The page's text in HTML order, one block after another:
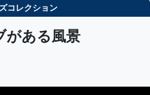
コレクション
がある風景